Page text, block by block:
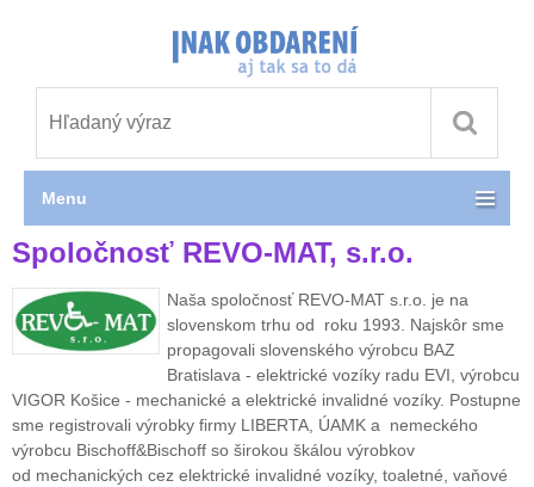
Spoločnosť REVO-MAT, s.r.o.
Naša spoločnosť REVO-MAT s.r.o. je na
slovenskom trhu od roku 1993. Najskôr sme
propagovali slovenského výrobcu BAZ
Bratislava - elektrické vozíky radu EVI, výrobcu
VIGOR Košice - mechanické a elektrické invalidné vozíky. Postupne
sme registrovali výrobky firmy LIBERTA, ÚAMK a nemeckého
výrobcu Bischoff&Bischoff so širokou škálou výrobkov
od mechanických cez elektrické invalidné vozíky, toaletné, vaňové
Menu